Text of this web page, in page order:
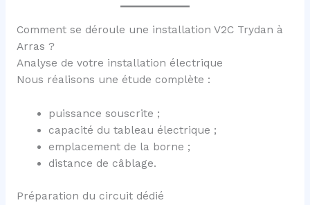
Comment se déroule une installation V2C Trydan à
Arras ?
Analyse de votre installation électrique
Nous réalisons une étude complète :
puissance souscrite ;
capacité du tableau électrique ;
emplacement de la borne ;
distance de câblage.
Préparation du circuit dédié